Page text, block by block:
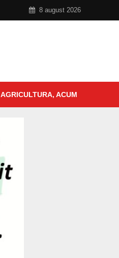
8 august 2026
AGRICULTURA, ACUM